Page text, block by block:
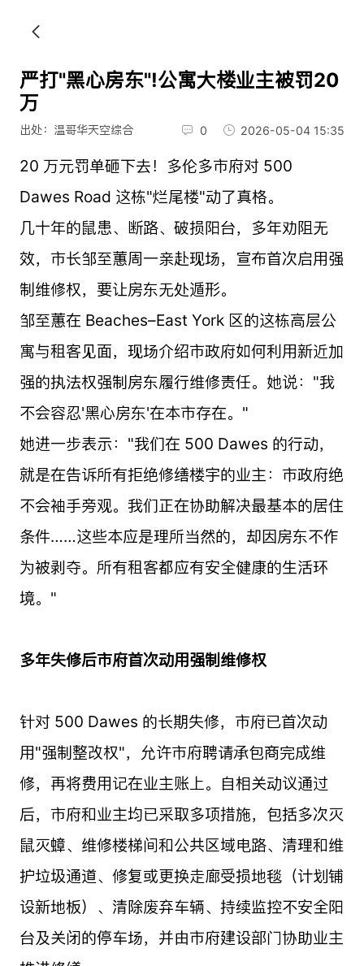
严打"黑心房东"!公寓大楼业主被罚20
万
出处：温哥华天空综合 0 2026-05-04 15:35
20 万元罚单砸下去！多伦多市府对 500
Dawes Road 这栋"烂尾楼"动了真格。
几十年的鼠患、断路、破损阳台，多年劝阻无
效，市长邹至蕙周一亲赴现场，宣布首次启用强
制维修权，要让房东无处遁形。
邹至蕙在 Beaches–East York 区的这栋高层公
寓与租客见面，现场介绍市政府如何利用新近加
强的执法权强制房东履行维修责任。她说："我
不会容忍'黑心房东'在本市存在。"
她进一步表示："我们在 500 Dawes 的行动，
就是在告诉所有拒绝修缮楼宇的业主：市政府绝
不会袖手旁观。我们正在协助解决最基本的居住
条件……这些本应是理所当然的，却因房东不作
为被剥夺。所有租客都应有安全健康的生活环
境。"
多年失修后市府首次动用强制维修权
针对 500 Dawes 的长期失修，市府已首次动
用"强制整改权"，允许市府聘请承包商完成维
修，再将费用记在业主账上。自相关动议通过
后，市府和业主均已采取多项措施，包括多次灭
鼠灭蟑、维修楼梯间和公共区域电路、清理和维
护垃圾通道、修复或更换走廊受损地毯（计划铺
设新地板）、清除废弃车辆、持续监控不安全阳
台及关闭的停车场，并由市府建设部门协助业主